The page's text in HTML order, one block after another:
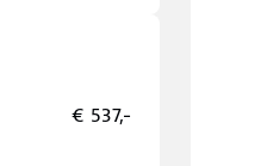
€ 537,-